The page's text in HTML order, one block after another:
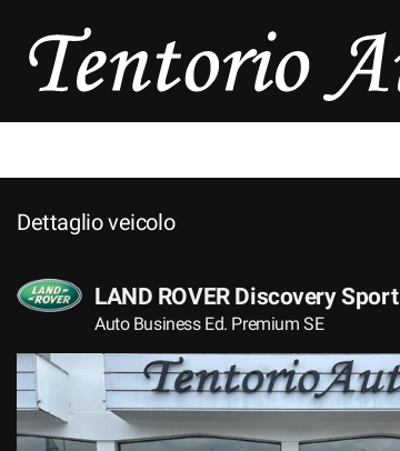
HOME
AZIENDA
ASSISTENZA
CONTATTI
Dettaglio veicolo
LAND ROVER Discovery Sport
Auto Business Ed. Premium SE